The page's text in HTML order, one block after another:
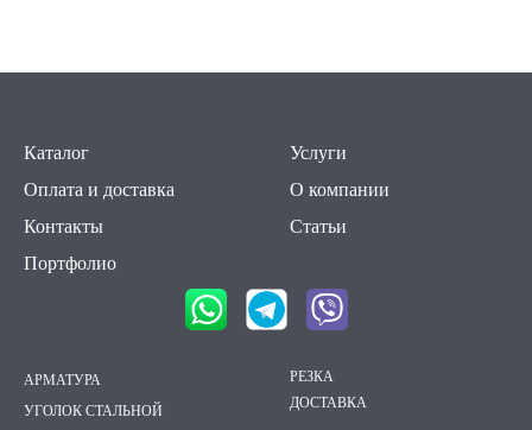
Каталог
Услуги
Оплата и доставка
О компании
Контакты
Статьи
Портфолио
АРМАТУРА
УГОЛОК СТАЛЬНОЙ
РЕЗКА
ДОСТАВКА